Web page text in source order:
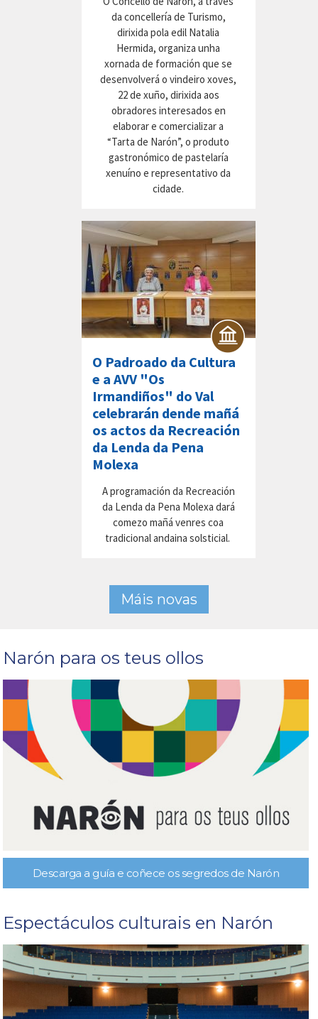
da concellería de Turismo,
dirixida pola edil Natalia
Hermida, organiza unha
xornada de formación que se
desenvolverá o vindeiro xoves,
22 de xuño, dirixida aos
obradores interesados en
elaborar e comercializar a
“Tarta de Narón”, o produto
gastronómico de pastelaría
xenuíno e representativo da
cidade.
O Padroado da Cultura
e a AVV "Os
Irmandiños" do Val
celebrarán dende mañá
os actos da Recreación
da Lenda da Pena
Molexa
A programación da Recreación
da Lenda da Pena Molexa dará
comezo mañá venres coa
tradicional andaina solsticial.
Máis novas
Narón para os teus ollos
Descarga a guía e coñece os segredos de Narón
Espectáculos culturais en Narón